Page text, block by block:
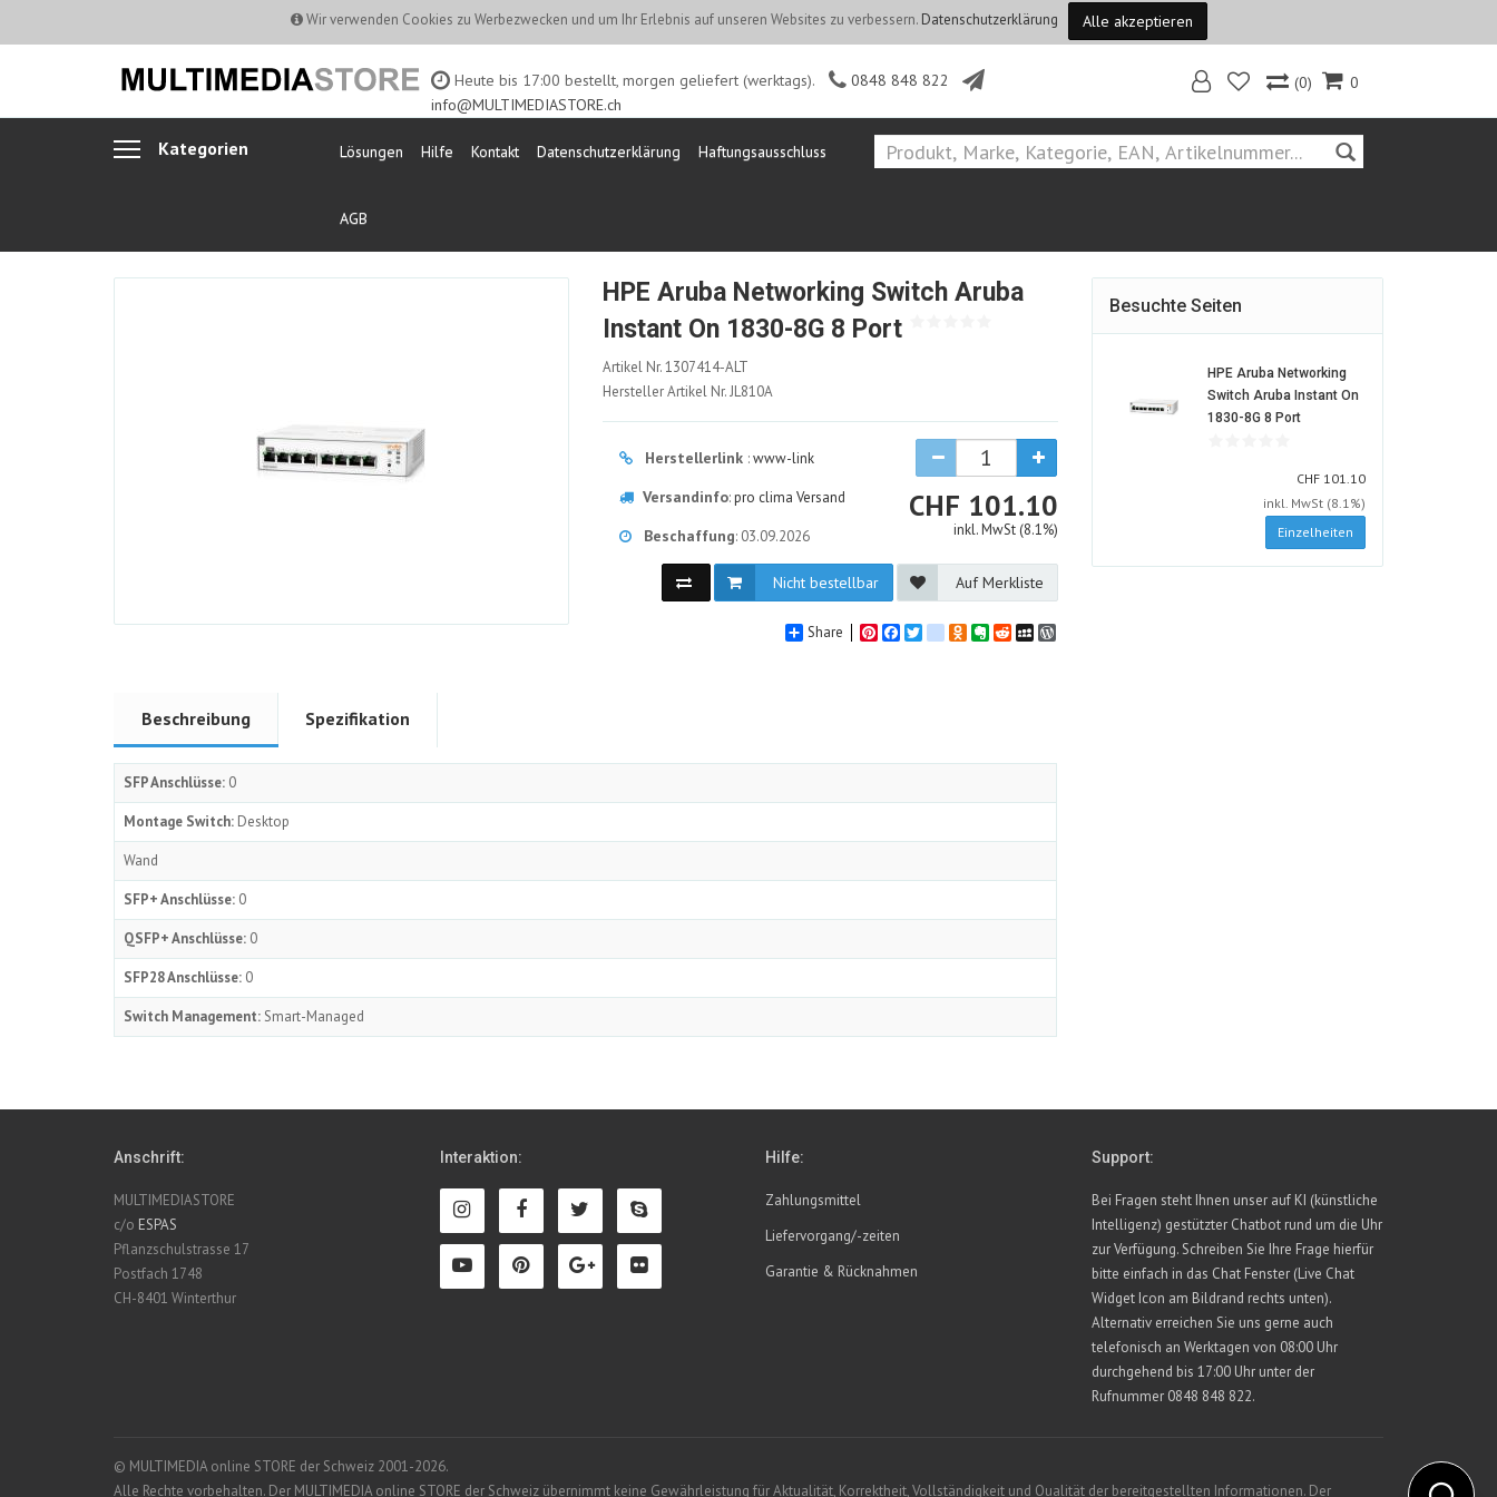
Wir verwenden Cookies zu Werbezwecken und um Ihr Erlebnis auf unseren Websites zu verbessern. Datenschutzerklärung Alle akzeptieren
Heute bis 17:00 bestellt, morgen geliefert (werktags).
0848 848 822
info@MULTIMEDIASTORE.ch
0
(0)
Kategorien Lösungen Hilfe Kontakt Datenschutzerklärung Haftungsausschluss
AGB
HPE Aruba Networking Switch Aruba
Instant On 1830-8G 8 Port
1307414-
ALT
Artikel Nr.1307414-ALT
Hersteller Artikel Nr.JL810A
Herstellerlink :www-link
Versandinfo:pro clima Versand
Beschaffung: 03.09.2026
CHF CHF
101.10
inkl. MwSt (8.1%)
Nicht bestellbar Auf Merkliste
Share PinterestFacebook
Twittergoogle_bookmarks
Odnoklassniki
Evernote
RedditMySpaceWordPress
Beschreibung Spezifikation
SFP Anschlüsse: 0
Montage Switch: Desktop
Wand
SFP+ Anschlüsse: 0
QSFP+ Anschlüsse: 0
SFP28 Anschlüsse: 0
Switch Management: Smart-Managed
Besuchte Seiten
HPE Aruba Networking
Switch Aruba Instant On
1830-8G 8 Port1307414-
CHF CHF
101.10
inkl. MwSt (8.1%)
Einzelheiten
Anschrift:
MULTIMEDIASTORE
c/o ESPAS
Pflanzschulstrasse 17
Postfach 1748
CH-8401 Winterthur
Interaktion: Hilfe:
Zahlungsmittel
Liefervorgang/-zeiten
Garantie & Rücknahmen
Support:
Bei Fragen steht Ihnen unser auf KI (künstliche
Intelligenz) gestützter Chatbot rund um die Uhr
zur Verfügung. Schreiben Sie Ihre Frage hierfür
bitte einfach in das Chat Fenster (Live Chat
Widget Icon am Bildrand rechts unten).
Alternativ erreichen Sie uns gerne auch
telefonisch an Werktagen von 08:00 Uhr
durchgehend bis 17:00 Uhr unter der
Rufnummer 0848 848 822.
© MULTIMEDIA online STORE der Schweiz 2001-2026.
Alle Rechte vorbehalten. Der MULTIMEDIA online STORE der Schweiz übernimmt keine Gewährleistung für Aktualität, Korrektheit, Vollständigkeit und Qualität der bereitgestellten Informationen. Der